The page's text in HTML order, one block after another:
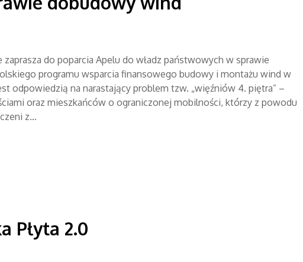
do poparcia Apelu do władz państwowych w sprawie
programu wsparcia finansowego budowy i montażu wind w
odpowiedzią na narastający problem tzw. „więźniów 4. piętra” –
oraz mieszkańców o ograniczonej mobilności, którzy z powodu
z…
Płyta 2.0